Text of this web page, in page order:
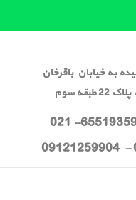
به خیابان باقرخان
سوم